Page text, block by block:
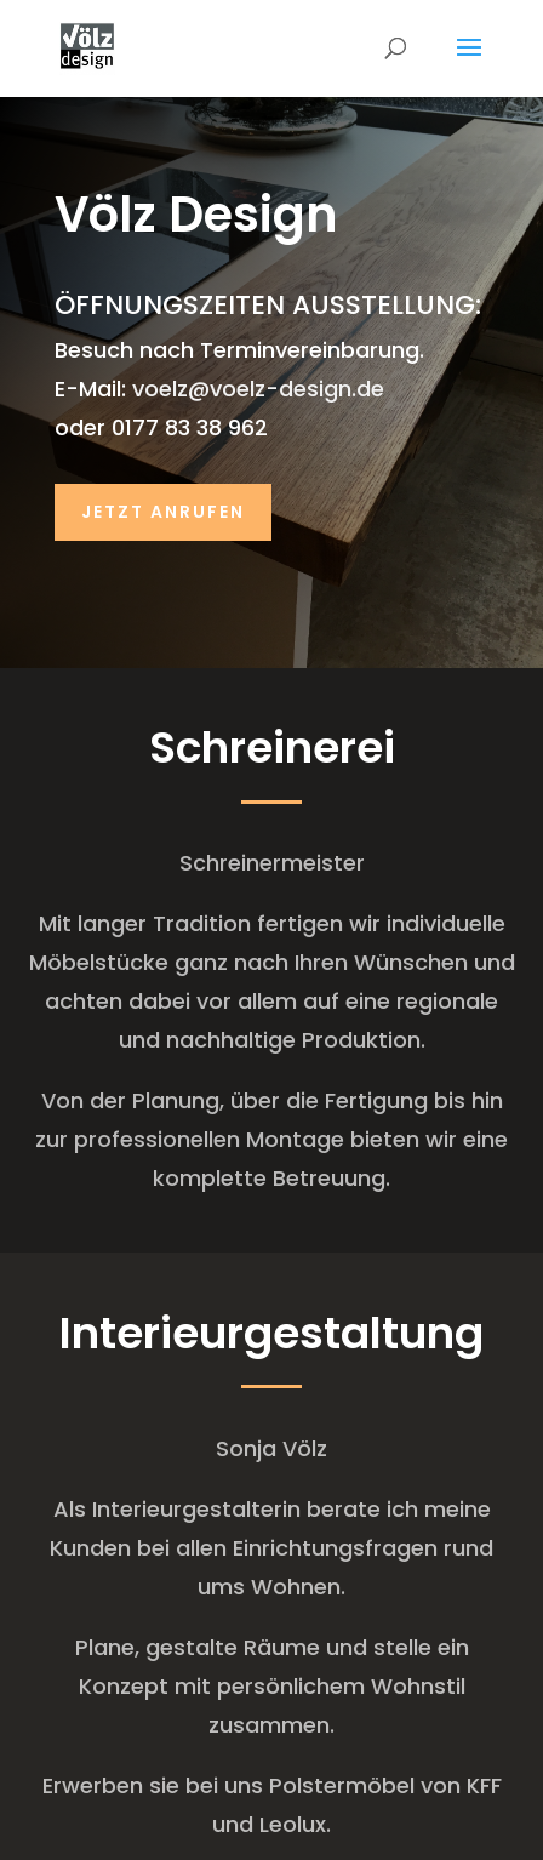
Völz Design
ÖFFNUNGSZEITEN AUSSTELLUNG:
Besuch nach Terminvereinbarung.
E-Mail: voelz@voelz-design.de
oder 0177 83 38 962
JETZT ANRUFEN
Schreinerei
Schreinermeister
Mit langer Tradition fertigen wir individuelle
Möbelstücke ganz nach Ihren Wünschen und
achten dabei vor allem auf eine regionale
und nachhaltige Produktion.
Von der Planung, über die Fertigung bis hin
zur professionellen Montage bieten wir eine
komplette Betreuung.
Interieurgestaltung
Sonja Völz
Als Interieurgestalterin berate ich meine
Kunden bei allen Einrichtungsfragen rund
ums Wohnen.
Plane, gestalte Räume und stelle ein
Konzept mit persönlichem Wohnstil
zusammen.
Erwerben sie bei uns Polstermöbel von KFF
und Leolux.